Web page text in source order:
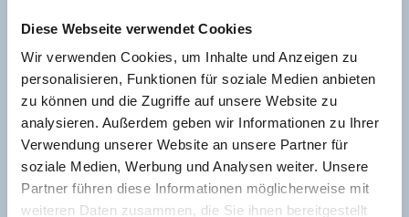
Diese Webseite verwendet Cookies
Wir verwenden Cookies, um Inhalte und Anzeigen zu
personalisieren, Funktionen für soziale Medien anbieten
zu können und die Zugriffe auf unsere Website zu
analysieren. Außerdem geben wir Informationen zu Ihrer
Verwendung unserer Website an unsere Partner für
soziale Medien, Werbung und Analysen weiter. Unsere
Partner führen diese Informationen möglicherweise mit
weiteren Daten zusammen, die Sie ihnen bereitgestellt